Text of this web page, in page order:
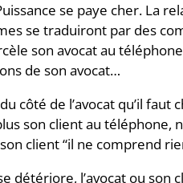
se paye cher. La
se traduiront par des
son avocat au
de son avocat…
côté de l’avocat qu’il
son client au téléphone,
client “il ne comprend
détériore, l’avocat ou